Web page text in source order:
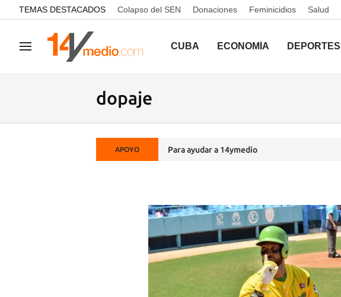
common.go-to-content
TEMAS DESTACADOS Colapso del SEN Donaciones Feminicidios Salud
Navegación CUBA ECONOMÍA DEPORTES
dopaje
APOYO Para ayudar a 14ymedio